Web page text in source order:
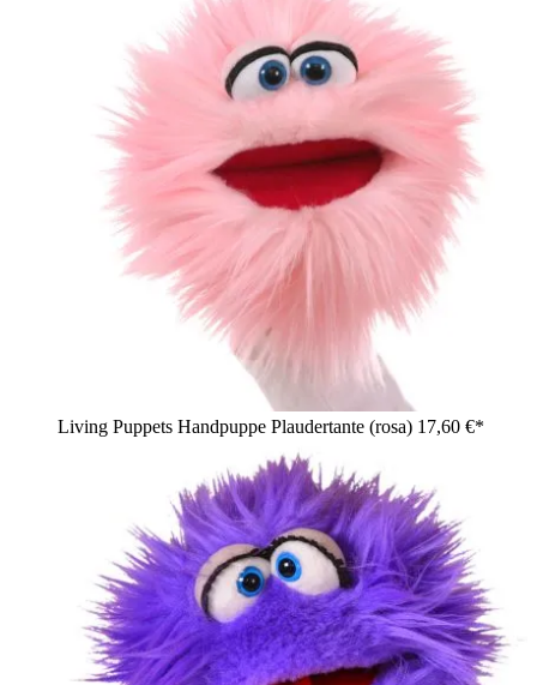
Living Puppets Handpuppe Plaudertante (rosa) 17,60 €*